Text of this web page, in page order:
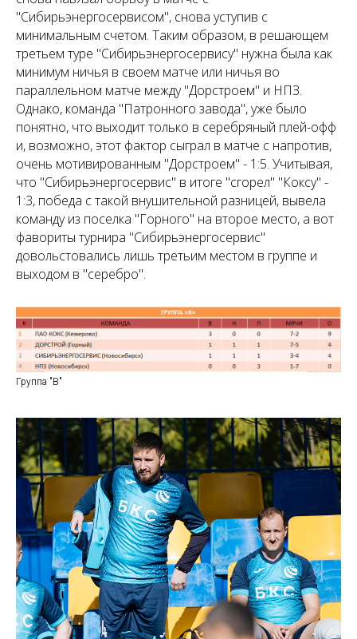
"Сибирьэнергосервисом", снова уступив с
минимальным счетом. Таким образом, в решающем
третьем туре "Сибирьэнергосервису" нужна была как
минимум ничья в своем матче или ничья во
параллельном матче между "Дорстроем" и НПЗ.
Однако, команда "Патронного завода", уже было
понятно, что выходит только в серебряный плей-офф
и, возможно, этот фактор сыграл в матче с напротив,
очень мотивированным "Дорстроем" - 1:5. Учитывая,
что "Сибирьэнергосервис" в итоге "сгорел" "Коксу" -
1:3, победа с такой внушительной разницей, вывела
команду из поселка "Горного" на второе место, а вот
фавориты турнира "Сибирьэнергосервис"
довольстовались лишь третьим местом в группе и
выходом в "серебро".
Группа "B"